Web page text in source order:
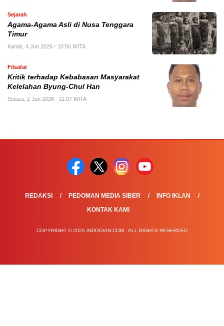
Sejarah
Agama-Agama Asli di Nusa Tenggara
Timur
Kamis, 4 Jun 2026 - 10:56 WITA
Filsafat
Kritik terhadap Kebabasan Masyarakat
Kelelahan Byung-Chul Han
Selasa, 2 Jun 2026 - 11:07 WITA
REDAKSI PEDOMAN MEDIA SIBER
INFO IKLAN
KONTAK KAMI
COPYRIGHT © 2026 INDODIAN.COM - ALL RIGHTS RESERVED